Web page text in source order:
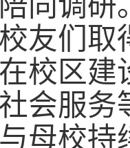
友们取
校区建
会服务
母校持